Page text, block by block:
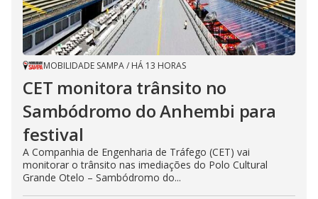
MOBILIDADE SAMPA/ HÁ 13 HORAS
CET monitora trânsito no
Sambódromo do Anhembi para
festival
A Companhia de Engenharia de Tráfego (CET) vai
monitorar o trânsito nas imediações do Polo Cultural
Grande Otelo – Sambódromo do...